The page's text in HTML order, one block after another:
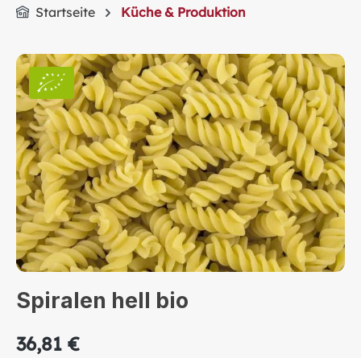
Startseite Küche & Produktion
Bildergalerie überspringen
Spiralen hell bio
36,81 €